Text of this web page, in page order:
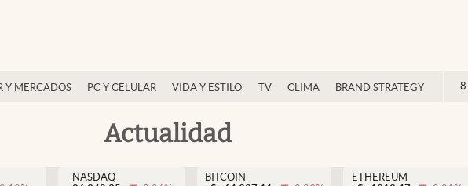
Y MERCADOS PC Y CELULAR VIDA Y ESTILO TV CLIMA BRAND STRATEGY 8
Actualidad
NASDAQ
BITCOIN
ETHEREUM